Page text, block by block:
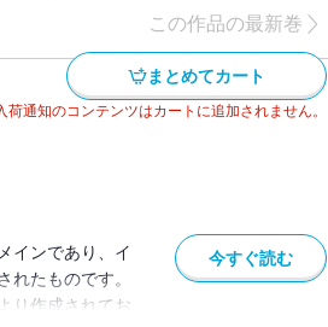
この作品の最新巻
まとめてカート
通知のコンテンツはカートに追加されません。
インであり、イ
れたものです。
り作成されてお
今すぐ読む